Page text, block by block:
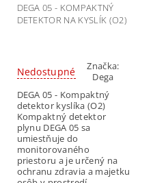
DEGA 05 - KOMPAKTNÝ
DETEKTOR NA KYSLÍK (O2)
Nedostupné
Značka:
Dega
DEGA 05 - Kompaktný
detektor kyslíka (O2)
Kompaktný detektor
plynu DEGA 05 sa
umiestňuje do
monitorovaného
priestoru a je určený na
ochranu zdravia a majetku